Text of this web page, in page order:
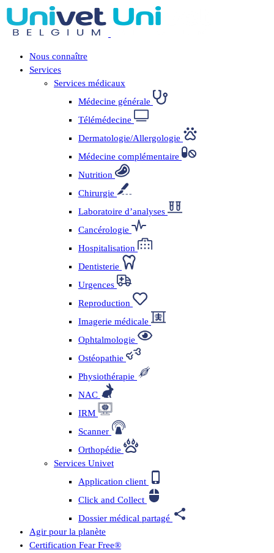
Nous connaître
Services
Services médicaux
Médecine générale
Télémédecine
Dermatologie/Allergologie
Médecine complémentaire
Nutrition
Chirurgie
Laboratoire d’analyses
Cancérologie
Hospitalisation
Dentisterie
Urgences
Reproduction
Imagerie médicale
Ophtalmologie
Ostéopathie
Physiothérapie
NAC
IRM
Scanner
Orthopédie
Services Univet
Application client
Click and Collect
Dossier médical partagé
Agir pour la planète
Certification Fear Free®